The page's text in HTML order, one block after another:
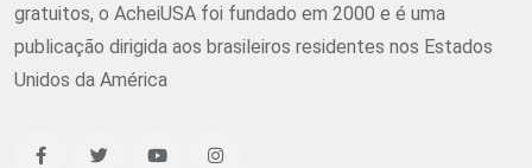
gratuitos, o AcheiUSA foi fundado em 2000 e é uma
publicação dirigida aos brasileiros residentes nos Estados
Unidos da América